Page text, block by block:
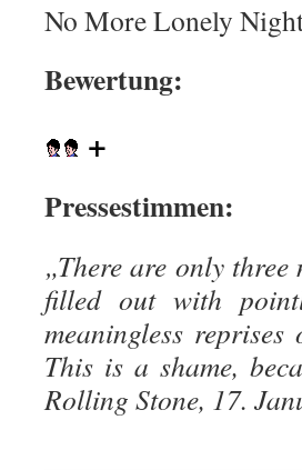
No More Lonely
Bewertung:
+
Pressestimmen:
„There are only
filled out with
meaningless
This is a shame,
Rolling Stone, 17.